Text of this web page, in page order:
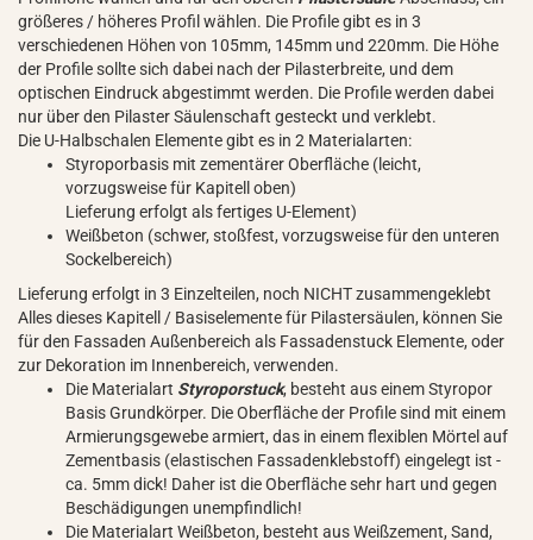
größeres / höheres Profil wählen. Die Profile gibt es in 3
verschiedenen Höhen von 105mm, 145mm und 220mm. Die Höhe
der Profile sollte sich dabei nach der Pilasterbreite, und dem
optischen Eindruck abgestimmt werden. Die Profile werden dabei
nur über den Pilaster Säulenschaft gesteckt und verklebt.
Die U-Halbschalen Elemente gibt es in 2 Materialarten:
Styroporbasis mit zementärer Oberfläche (leicht,
vorzugsweise für Kapitell oben)
Lieferung erfolgt als fertiges U-Element)
Weißbeton (schwer, stoßfest, vorzugsweise für den unteren
Sockelbereich)
Lieferung erfolgt in 3 Einzelteilen, noch NICHT zusammengeklebt
Alles dieses Kapitell / Basiselemente für Pilastersäulen, können Sie
für den Fassaden Außenbereich als Fassadenstuck Elemente, oder
zur Dekoration im Innenbereich, verwenden.
Die Materialart Styroporstuck, besteht aus einem Styropor
Basis Grundkörper. Die Oberfläche der Profile sind mit einem
Armierungsgewebe armiert, das in einem flexiblen Mörtel auf
Zementbasis (elastischen Fassadenklebstoff) eingelegt ist -
ca. 5mm dick! Daher ist die Oberfläche sehr hart und gegen
Beschädigungen unempfindlich!
Die Materialart Weißbeton, besteht aus Weißzement, Sand,